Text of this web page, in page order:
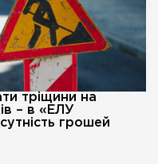
тріщини на
– в «ЕЛУ
грошей